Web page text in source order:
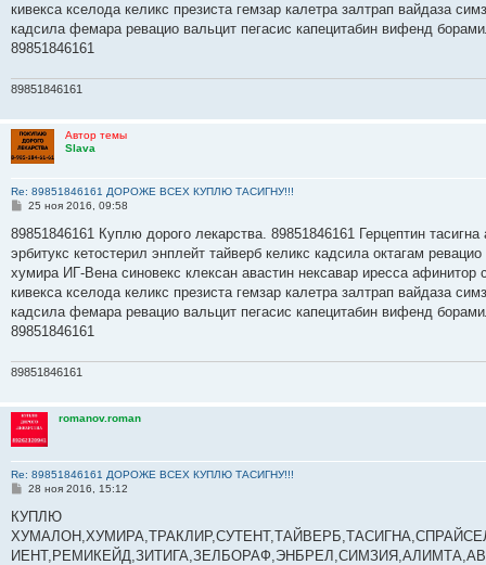
и
е
кивекса кселода келикс презиста гемзар калетра залтрап вайдаза
кадсила фемара ревацио вальцит пегасис капецитабин вифенд
89851846161
89851846161
Автор темы
Slava
Re: 89851846161 ДОРОЖЕ ВСЕХ КУПЛЮ ТАСИГНУ!!!
С
о
щ
е
и
е
25 ноя 2016, 09:58
89851846161 Куплю дорого лекарства. 89851846161 Герцептин
эрбитукс кетостерил энплейт тайверб келикс кадсила октагам
хумира ИГ-Вена синовекс клексан авастин нексавар иресса
кивекса кселода келикс презиста гемзар калетра залтрап вайдаза
кадсила фемара ревацио вальцит пегасис капецитабин вифенд
89851846161
89851846161
romanov.roman
Re: 89851846161 ДОРОЖЕ ВСЕХ КУПЛЮ ТАСИГНУ!!!
С
о
щ
е
28 ноя 2016, 15:12
КУПЛЮ